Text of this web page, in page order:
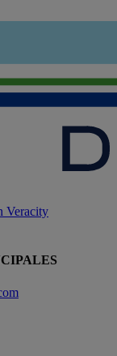
Veracity